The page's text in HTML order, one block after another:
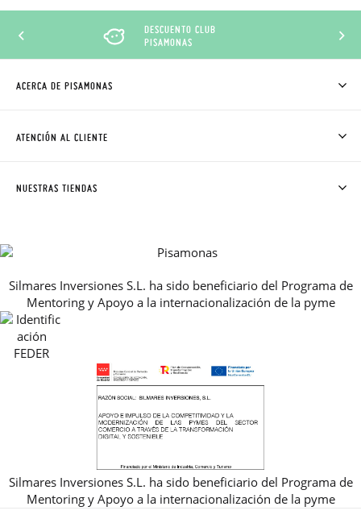
DESCUENTO CLUB
PISAMONAS
ACERCA DE PISAMONAS
CÓMO COMPRAR
AVISO LEGAL, PRIVACIDAD Y COOKIES
GUIA DE TALLAS
REBAJAS
ATENCIÓN AL CLIENTE
NUESTRAS TIENDAS
Silmares Inversiones S.L. ha sido beneficiario del Programa de
Mentoring y Apoyo a la internacionalización de la pyme
Silmares Inversiones S.L. ha sido beneficiario del Programa de
Mentoring y Apoyo a la internacionalización de la pyme